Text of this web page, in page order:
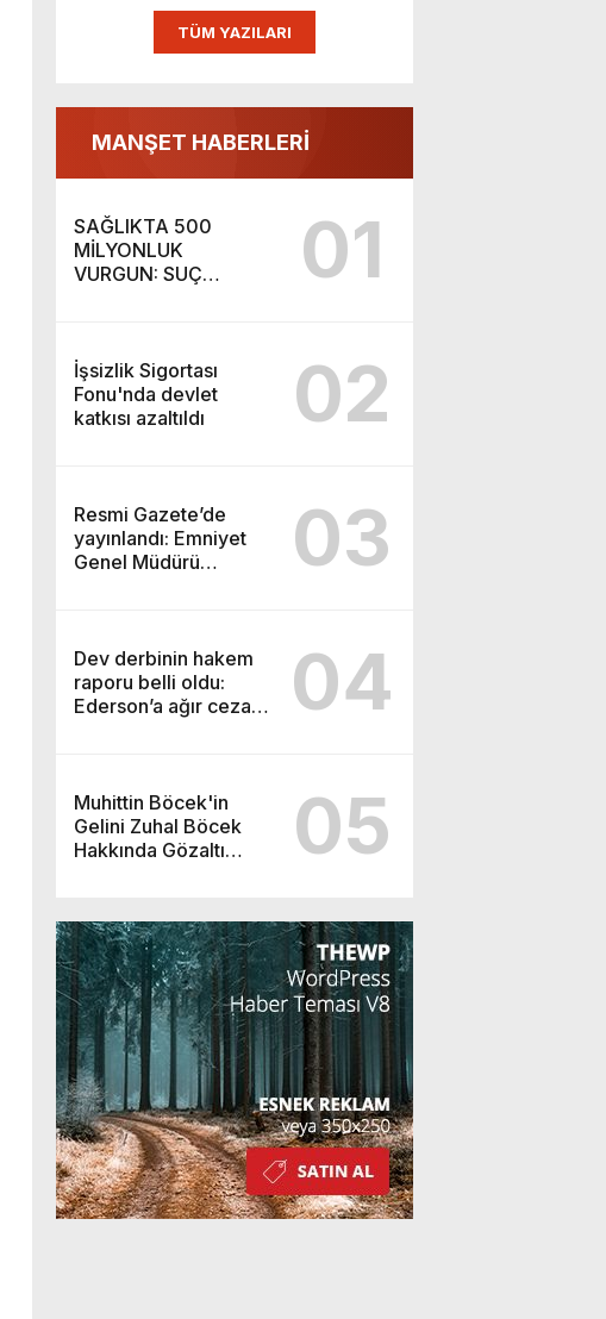
TÜM YAZILARI
MANŞET HABERLERİ
SAĞLIKTA 500
MİLYONLUK
VURGUN: SUÇ
01
İşsizlik Sigortası
Fonu'nda devlet
katkısı azaltıldı
02
Resmi Gazete’de
yayınlandı: Emniyet
Genel Müdürü
03
Dev derbinin hakem
raporu belli oldu:
Ederson’a ağır ceza
04
Muhittin Böcek'in
Gelini Zuhal Böcek
Hakkında Gözaltı
05